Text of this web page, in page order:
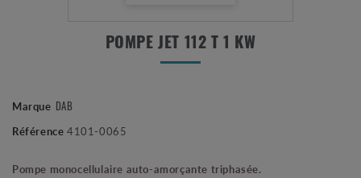
POMPE JET 112 T 1 KW
Marque DAB
Référence 4101-0065
Pompe monocellulaire auto-amorçante triphasée.